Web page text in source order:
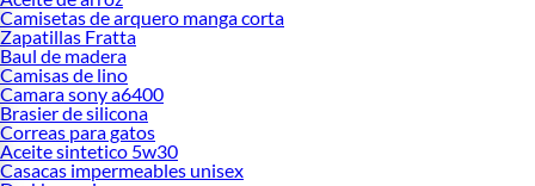
Camisetas de arquero manga corta
Zapatillas Fratta
Baul de madera
Camisas de lino
Camara sony a6400
Brasier de silicona
Correas para gatos
Aceite sintetico 5w30
Casacas impermeables unisex